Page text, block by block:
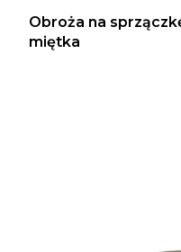
Obroża na
miętka